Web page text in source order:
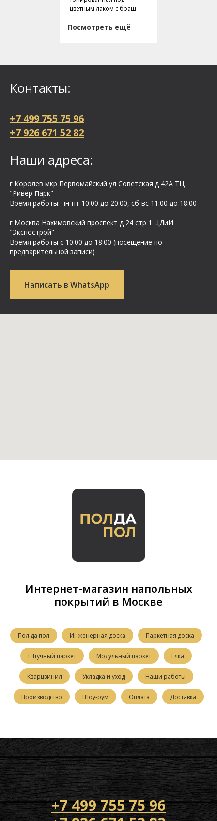
цветным лаком с браш
Посмотреть ещё
Контакты:
+7 499 755 75 96
+7 926 671 52 82
Наши адреса:
г Королев мкр Первомайский ул Cоветская д 42А ТЦ
"Ривер Парк"
Время работы: пн-пт 10:00 до 20:00, сб-вс 11:00 до 18:00
г Москва Нахимовский проспект д 24 стр 1 ЦДиИ
"Экспострой"
Время работы с 10:00 до 18:00 (посещение по
предварительной записи)
Написать в WhatsApp
Интернет-магазин напольных
покрытий в Москве
Пол да пол Инженерная доска Паркетная доска
Штучный паркет Модульный паркет Елка
Кварцвинил Укладка и уход Наши работы
Производство Шоу-рум Оплата Доставка
+7 499 755 75 96